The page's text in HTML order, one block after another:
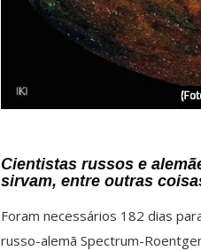
Cientistas russos e
sirvam, entre outras
Foram necessários 182 dias
russo-alemã Spectrum-